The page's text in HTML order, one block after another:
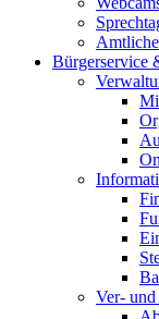
Bürgerservice
Ver-